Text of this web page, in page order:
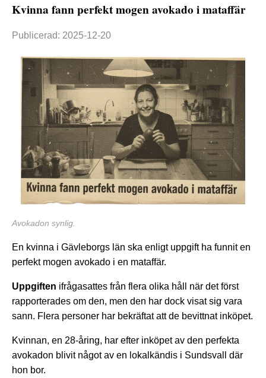
Kvinna fann perfekt mogen avokado i mataffär
Publicerad: 2025-12-20
Avokadon synlig.
En kvinna i Gävleborgs län ska enligt uppgift ha funnit en
perfekt mogen avokado i en mataffär.
Uppgiften ifrågasattes från flera olika håll när det först
rapporterades om den, men den har dock visat sig vara
sann. Flera personer har bekräftat att de bevittnat inköpet.
Kvinnan, en 28-åring, har efter inköpet av den perfekta
avokadon blivit något av en lokalkändis i Sundsvall där
hon bor.